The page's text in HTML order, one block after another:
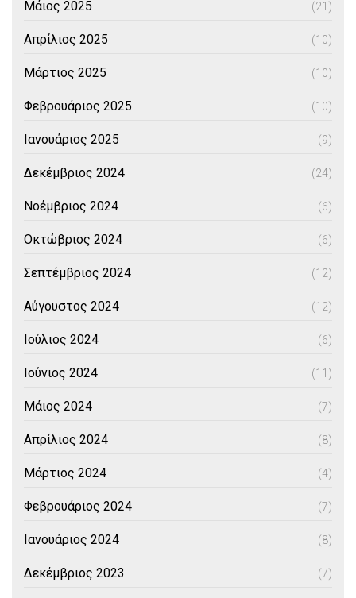
Μάιος 2025 (21)
Απρίλιος 2025 (10)
Μάρτιος 2025 (10)
Φεβρουάριος 2025 (10)
Ιανουάριος 2025 (9)
Δεκέμβριος 2024 (24)
Νοέμβριος 2024 (6)
Οκτώβριος 2024 (6)
Σεπτέμβριος 2024 (12)
Αύγουστος 2024 (12)
Ιούλιος 2024 (6)
Ιούνιος 2024 (11)
Μάιος 2024 (7)
Απρίλιος 2024 (8)
Μάρτιος 2024 (4)
Φεβρουάριος 2024 (7)
Ιανουάριος 2024 (8)
Δεκέμβριος 2023 (7)